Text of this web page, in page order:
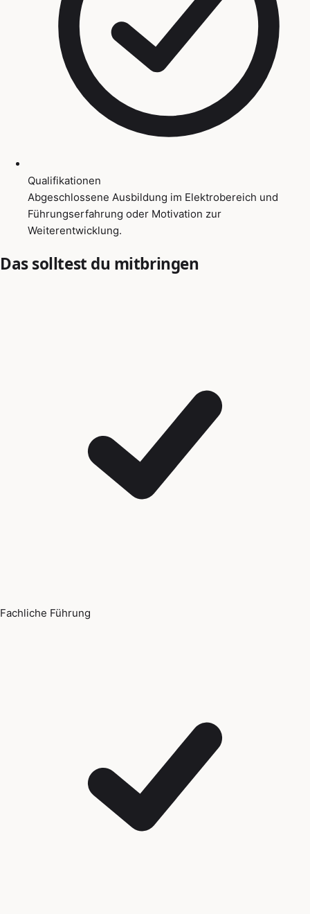
Qualifikationen
Abgeschlossene Ausbildung im Elektrobereich und
Führungserfahrung oder Motivation zur
Weiterentwicklung.
Das solltest du mitbringen
Fachliche Führung